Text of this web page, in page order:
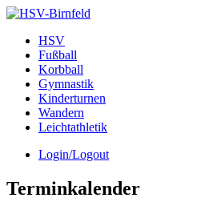
HSV
Fußball
Korbball
Gymnastik
Kinderturnen
Wandern
Leichtathletik
Login/Logout
Terminkalender